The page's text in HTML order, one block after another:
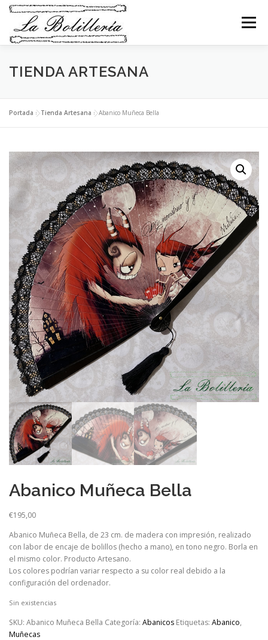
Saltar
contenido
Menú
INICIO ABANICOS BEBÉS
COLLARES PENDIENTES BROCHES
PULSERAS ANILLOS LLAVEROS RELIGIOSO
NAVIDAD MI CESTA
TIENDA ARTESANA
Portada »Tienda Artesana »Abanico Muñeca Bella
Abanico Muñeca Bella
€195,00
Abanico Muñeca Bella, de 23 cm. de madera con impresión, realizado
con labor de encaje de bolillos (hecho a mano), en tono negro. Borla en
el mismo color. Producto Artesano.
Los colores podrían variar respecto a su color real debido a la
configuración del ordenador.
Sin existencias
SKU: Abanico Muñeca Bella Categoría: Abanicos Etiquetas: Abanico,
Muñecas